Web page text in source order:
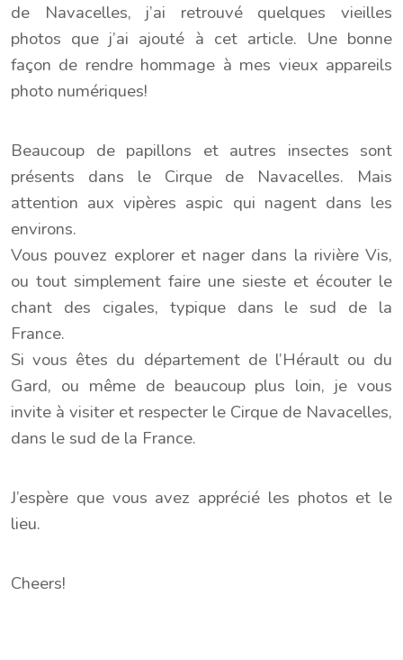
de Navacelles, j’ai retrouvé quelques vieilles
photos que j’ai ajouté à cet article. Une bonne
façon de rendre hommage à mes vieux appareils
photo numériques!
Beaucoup de papillons et autres insectes sont
présents dans le Cirque de Navacelles. Mais
attention aux vipères aspic qui nagent dans les
environs.
Vous pouvez explorer et nager dans la rivière Vis,
ou tout simplement faire une sieste et écouter le
chant des cigales, typique dans le sud de la
France.
Si vous êtes du département de l’Hérault ou du
Gard, ou même de beaucoup plus loin, je vous
invite à visiter et respecter le Cirque de Navacelles,
dans le sud de la France.
J’espère que vous avez apprécié les photos et le
lieu.
Cheers!